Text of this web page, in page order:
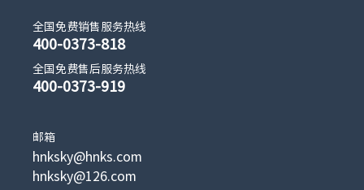
全国免费销售服务热线
400-0373-818
全国免费售后服务热线
400-0373-919
邮箱
hnksky@hnks.com
hnksky@126.com